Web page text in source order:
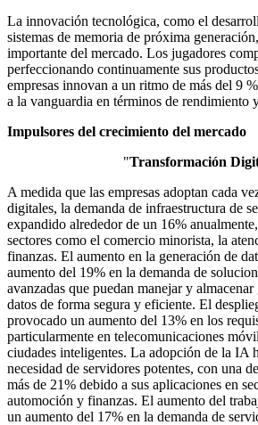
La innovación tecnológica, como el
sistemas de memoria de próxima
importante del mercado. Los jugadores
perfeccionando continuamente sus
empresas innovan a un ritmo de más del 9
a la vanguardia en términos de rendimiento
Impulsores del crecimiento del mercado
"Transformación
A medida que las empresas adoptan cada
digitales, la demanda de infraestructura de
expandido alrededor de un 16%
sectores como el comercio minorista, la
finanzas. El aumento en la generación de
aumento del 19% en la demanda de
avanzadas que puedan manejar y
datos de forma segura y eficiente. El
provocado un aumento del 13% en los
particularmente en telecomunicaciones
ciudades inteligentes. La adopción de la IA
necesidad de servidores potentes, con una
más de 21% debido a sus aplicaciones en
automoción y finanzas. El aumento del
un aumento del 17% en la demanda de